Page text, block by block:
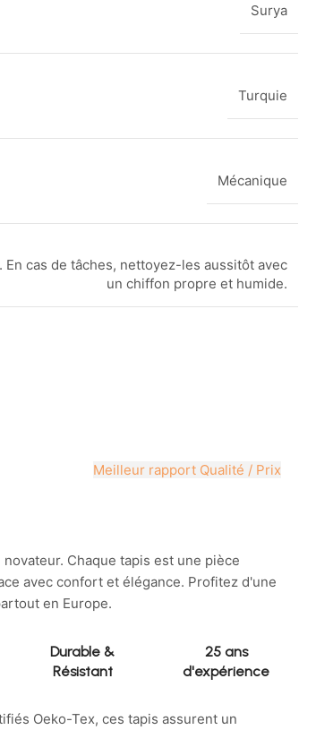
Surya
Turquie
Mécanique
cas de tâches, nettoyez-les aussitôt avec
un chiffon propre et humide.
Meilleur rapport Qualité / Prix
Chaque tapis est une pièce
avec confort et élégance. Profitez d'une
en Europe.
Durable &
Résistant
25 ans
d'expérience
Oeko-Tex, ces tapis assurent un